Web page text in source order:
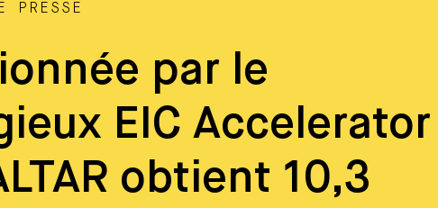
PRESSE
par le
EIC Accelerator
obtient 10,3